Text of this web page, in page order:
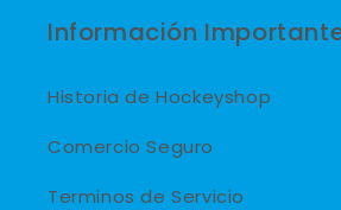
Información
Historia de Hockeyshop
Comercio Seguro
Terminos de Servicio